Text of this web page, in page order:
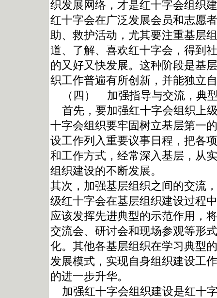
织发展网络，才是红十字会组织
红十字会在广泛发展会员和志愿
助、救护活动，尤其要注重基层
道、了解、喜欢红十字会，得到
的又好又快发展。这种阶段是基
织工作普遍有所创新，并能独立
（四） 加强指导与交流，典
首先，要加强红十字会组织上
十字会组织要牢固树立基层第一
设工作列入重要议事日程，把各
和工作方式，经常深入基层，从
组织建设的不断发展。
其次，加强基层组织之间的交流
级红十字会在基层组织建设过程
应该发挥先进典型的示范作用，
交流会、研讨会和现场参观等形
化。其他各基层组织在学习典型
发展模式，实现自身组织建设工
的进一步升华。
加强红十字会组织建设是红十